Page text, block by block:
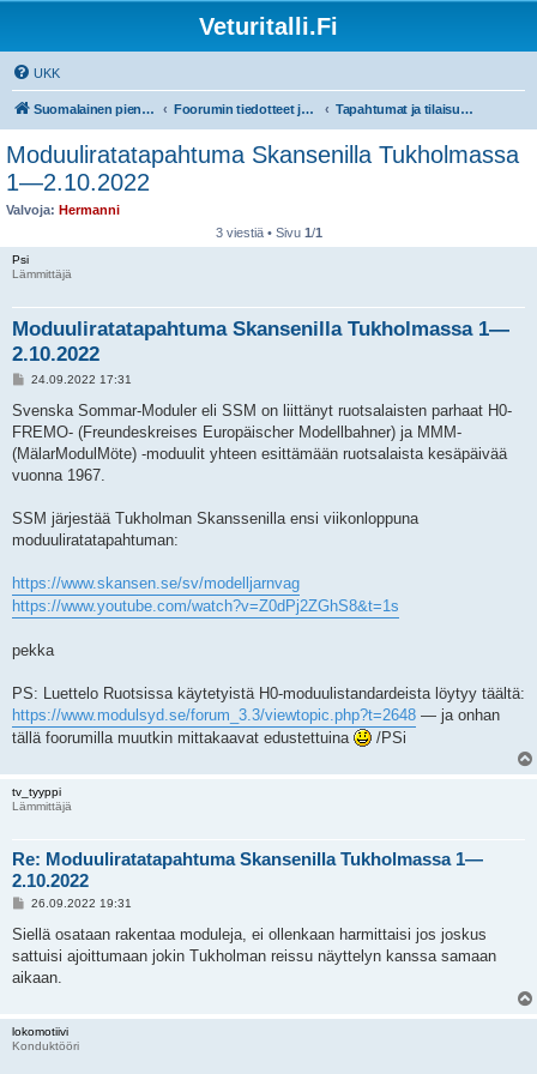
Veturitalli.Fi
UKK
Suomalainen pienoisrautatiefoorumi Foorumin tiedotteet ja ohjeet Tapahtumat ja tilaisuudet
Moduuliratatapahtuma Skansenilla Tukholmassa
1—2.10.2022
Valvoja: Hermanni
3 viestiä • Sivu 1/1
Psi
Lämmittäjä
Moduuliratatapahtuma Skansenilla Tukholmassa 1—
2.10.2022
V
e
t
i
24.09.2022 17:31
Svenska Sommar-Moduler eli SSM on liittänyt ruotsalaisten parhaat H0-
FREMO- (Freundeskreises Europäischer Modellbahner) ja MMM-
(MälarModulMöte) -moduulit yhteen esittämään ruotsalaista kesäpäivää
vuonna 1967.
SSM järjestää Tukholman Skanssenilla ensi viikonloppuna
moduuliratatapahtuman:
https://www.skansen.se/sv/modelljarnvag
https://www.youtube.com/watch?v=Z0dPj2ZGhS8&t=1s
pekka
PS: Luettelo Ruotsissa käytetyistä H0-moduulistandardeista löytyy täältä:
https://www.modulsyd.se/forum_3.3/viewtopic.php?t=2648 — ja onhan
tällä foorumilla muutkin mittakaavat edustettuina
/PSi
tv_tyyppi
Lämmittäjä
Re: Moduuliratatapahtuma Skansenilla Tukholmassa 1—
2.10.2022
V
e
t
i
26.09.2022 19:31
Siellä osataan rakentaa moduleja, ei ollenkaan harmittaisi jos joskus
sattuisi ajoittumaan jokin Tukholman reissu näyttelyn kanssa samaan
aikaan.
lokomotiivi
Konduktööri